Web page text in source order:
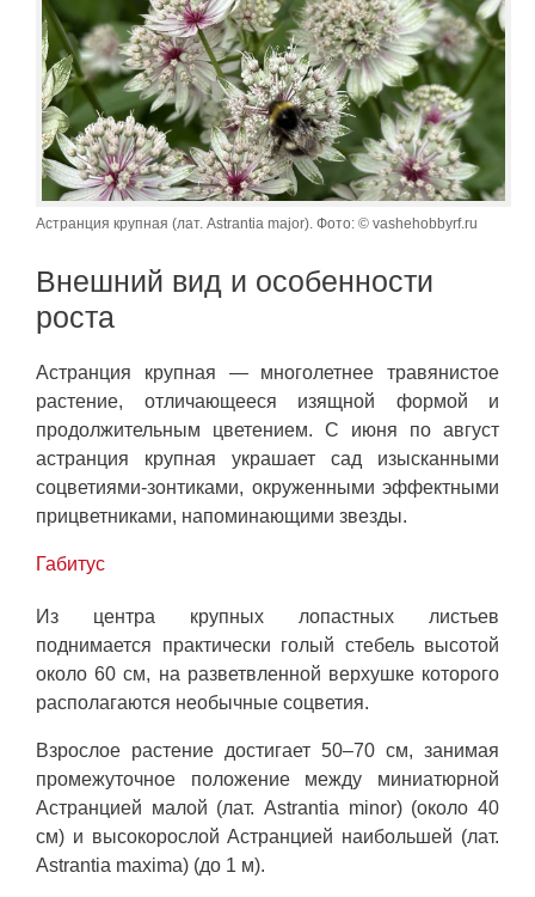
Астранция крупная (лат. Astrantia major). Фото: © vashehobbyrf.ru
Внешний вид и особенности
роста
Астранция крупная — многолетнее травянистое
растение, отличающееся изящной формой и
продолжительным цветением. С июня по август
астранция крупная украшает сад изысканными
соцветиями-зонтиками, окруженными эффектными
прицветниками, напоминающими звезды.
Габитус
Из центра крупных лопастных листьев
поднимается практически голый стебель высотой
около 60 см, на разветвленной верхушке которого
располагаются необычные соцветия.
Взрослое растение достигает 50–70 см, занимая
промежуточное положение между миниатюрной
Астранцией малой (лат. Astrantia minor) (около 40
см) и высокорослой Астранцией наибольшей (лат.
Astrantia maxima) (до 1 м).